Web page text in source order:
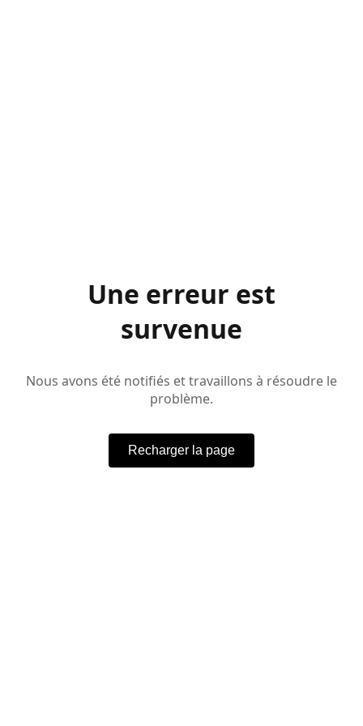
Une erreur est
survenue
Nous avons été notifiés et travaillons à résoudre le
problème.
Recharger la page